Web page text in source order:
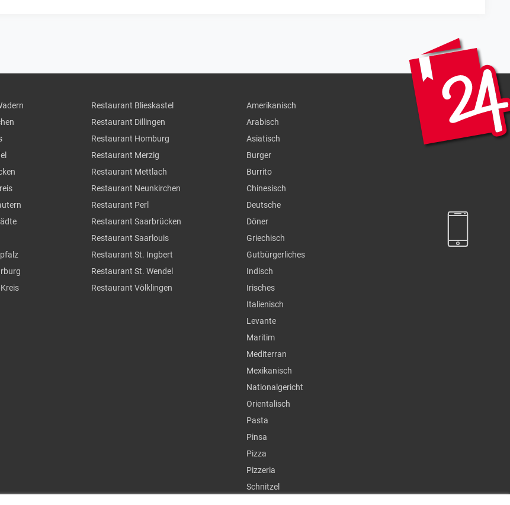
Restaurant Blieskastel
Restaurant Dillingen
Restaurant Homburg
Restaurant Merzig
Restaurant Mettlach
Restaurant Neunkirchen
Restaurant Perl
Restaurant Saarbrücken
Restaurant Saarlouis
Restaurant St. Ingbert
Restaurant St. Wendel
Restaurant Völklingen
Amerikanisch
Arabisch
Asiatisch
Burger
Burrito
Chinesisch
Deutsche
Döner
Griechisch
Gutbürgerliches
Indisch
Irisches
Italienisch
Levante
Maritim
Mediterran
Mexikanisch
Nationalgericht
Orientalisch
Pasta
Pinsa
Pizza
Pizzeria
Schnitzel